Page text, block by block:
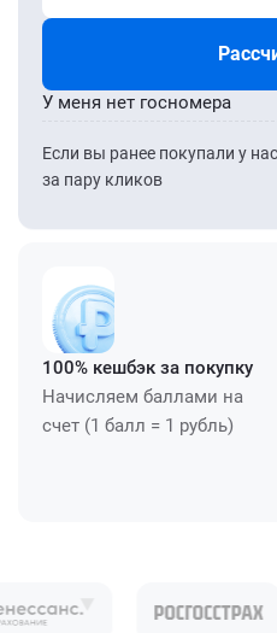
Если вы ранее покупали у
за пару кликов
У меня нет госномера
100% кешбэк за покупку
Начисляем баллами на
счет (1 балл = 1 рубль)